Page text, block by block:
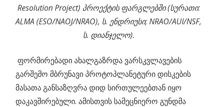
Resolution Project) პროექტის ფარგლებში (სურათი:
ALMA (ESO/NAOJ/NRAO), ს. ენდრიუსი; NRAO/AUI/NSF,
ს. დიანჯელო).
ფორმირებადი ახალგაზრდა ვარსკვლავების
გარშემო მბრუნავი პროტოპლანეტური დისკების
მასათა განსაზღვრა დიდ სირთულეებთან იყო
დაკავშირებული. ამისთვის სამეცნიერო გუნდმა